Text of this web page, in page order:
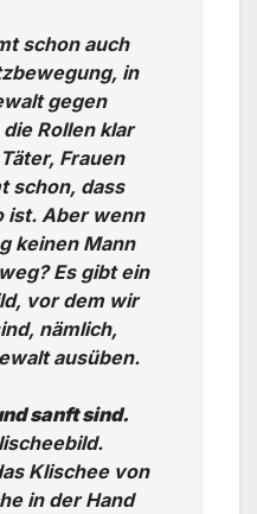
schon auch
in
gegen
Rollen klar
Frauen
schon, dass
ist. Aber wenn
keinen Mann
Es gibt ein
vor dem wir
nämlich,
ausüben.
sanft sind.
Klischee von
in der Hand